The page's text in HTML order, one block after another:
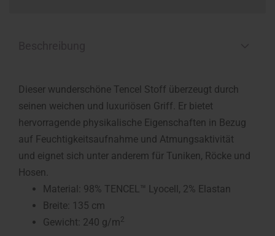
Dieser wunderschöne Tencel Stoff überzeugt durch
seinen weichen und luxuriösen Griff. Er bietet
hervorragende physikalische Eigenschaften in Bezug
auf Feuchtigkeitsaufnahme und Atmungsaktivität
und eignet sich unter anderem für Tuniken, Röcke und
Hosen.
Material: 98% TENCEL™ Lyocell, 2% Elastan
Breite: 135 cm
Gewicht: 240 g/m2